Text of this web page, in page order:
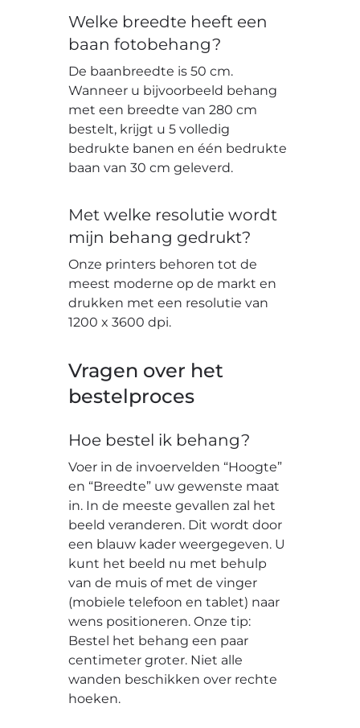
Welke breedte heeft een
baan fotobehang?
De baanbreedte is 50 cm.
Wanneer u bijvoorbeeld behang
met een breedte van 280 cm
bestelt, krijgt u 5 volledig
bedrukte banen en één bedrukte
baan van 30 cm geleverd.
Met welke resolutie wordt
mijn behang gedrukt?
Onze printers behoren tot de
meest moderne op de markt en
drukken met een resolutie van
1200 x 3600 dpi.
Vragen over het
bestelproces
Hoe bestel ik behang?
Voer in de invoervelden “Hoogte”
en “Breedte” uw gewenste maat
in. In de meeste gevallen zal het
beeld veranderen. Dit wordt door
een blauw kader weergegeven. U
kunt het beeld nu met behulp
van de muis of met de vinger
(mobiele telefoon en tablet) naar
wens positioneren. Onze tip:
Bestel het behang een paar
centimeter groter. Niet alle
wanden beschikken over rechte
hoeken.